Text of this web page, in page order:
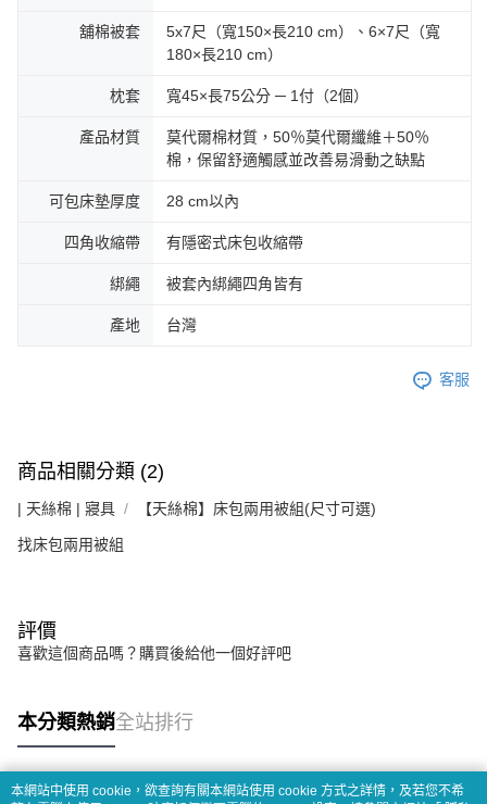
舖棉被套
5x7尺（寬150×長210 cm）、6×7尺（寬
180×長210 cm）
枕套 寬45×長75公分 ─ 1付（2個）
產品材質
莫代爾棉材質，50％莫代爾纖維＋50％
棉，保留舒適觸感並改善易滑動之缺點
可包床墊厚度 28 cm以內
四角收縮帶 有隱密式床包收縮帶
綁繩 被套內綁繩四角皆有
產地 台灣
客服
商品相關分類 (2)
| 天絲棉 | 寢具 【天絲棉】床包兩用被組(尺寸可選)
找床包兩用被組
評價
喜歡這個商品嗎？購買後給他一個好評吧
本分類熱銷全站排行
本網站中使用 cookie，欲查詢有關本網站使用 cookie 方式之詳情，及若您不希